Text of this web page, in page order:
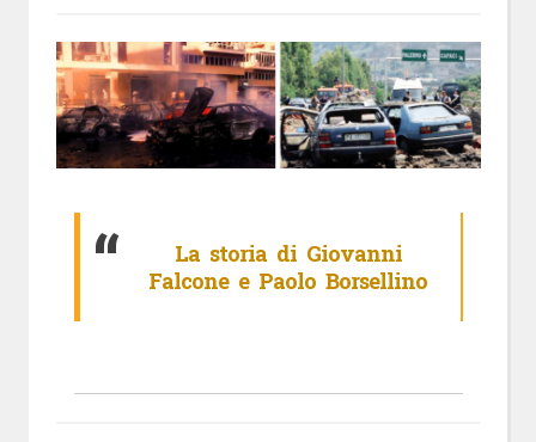
La storia di Giovanni
Falcone e Paolo Borsellino